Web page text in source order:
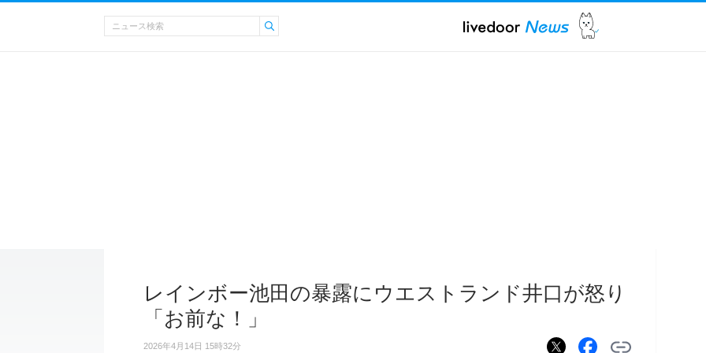
レインボー池田の暴露にウエストランド井口が怒り
「お前な！」
2026年4月14日 15時32分